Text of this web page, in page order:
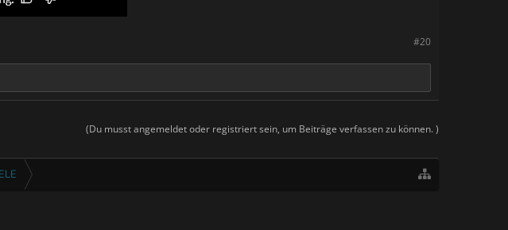
#20
(Du musst angemeldet oder registriert sein, um Beiträge verfassen zu können. )